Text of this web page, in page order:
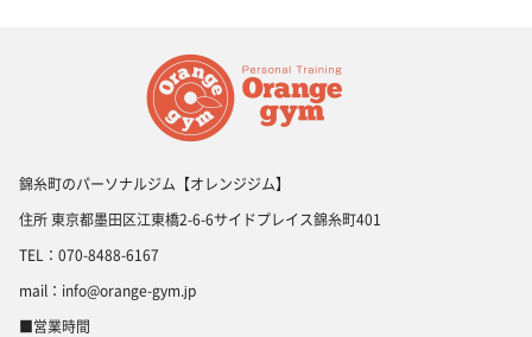
錦糸町のパーソナルジム【オレンジジム】
住所 東京都墨田区江東橋2-6-6サイドプレイス錦糸町401
TEL：070-8488-6167
mail：info@orange-gym.jp
■営業時間